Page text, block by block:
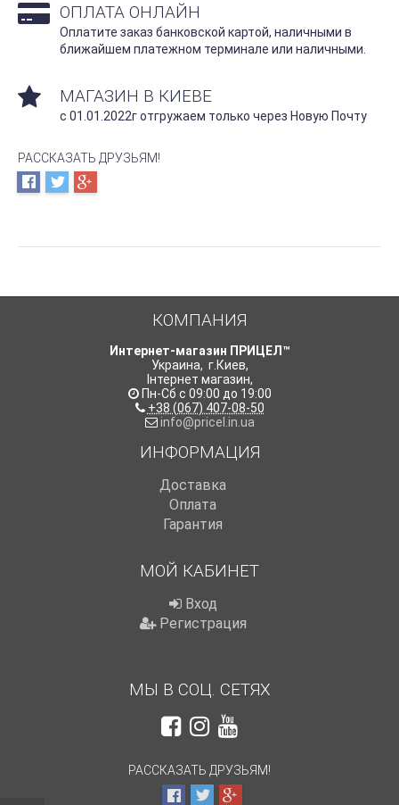
ОПЛАТА ОНЛАЙН
Оплатите заказ банковской картой, наличными в
ближайшем платежном терминале или наличными.
МАГАЗИН В КИЕВЕ
с 01.01.2022г отгружаем только через Новую Почту
РАССКАЗАТЬ ДРУЗЬЯМ!
КОМПАНИЯ
Интернет-магазин ПРИЦЕЛ™
Украина, г.Киев,
Інтернет магазин,
Пн-Сб с 09:00 до 19:00
+38 (067) 407-08-50
info@pricel.in.ua
ИНФОРМАЦИЯ
Доставка
Оплата
Гарантия
МОЙ КАБИНЕТ
Вход
Регистрация
МЫ В СОЦ. СЕТЯХ
РАССКАЗАТЬ ДРУЗЬЯМ!